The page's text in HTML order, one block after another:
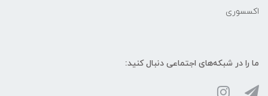
اکسسوری
ما را در شبکه‌های اجتماعی دنبال کنید: